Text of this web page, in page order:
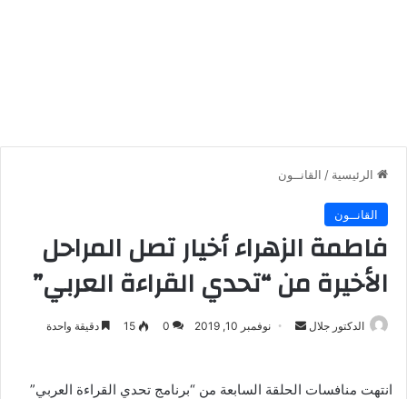
الرئيسية / القانــون
القانــون
فاطمة الزهراء أخيار تصل المراحل
الأخيرة من “تحدي القراءة العربي”
الدكتور جلال
أرسل نوفمبر 10, 2019 0
15 دقيقة واحدة
انتهت منافسات الحلقة السابعة من “برنامج تحدي القراءة العربي”